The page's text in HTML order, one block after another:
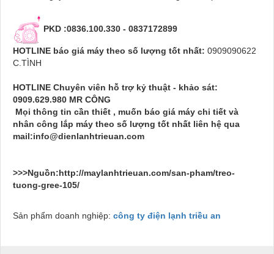
PKD :0836.100.330 - 0837172899
HOTLINE báo giá máy theo số lượng tốt nhất: 0909090622
C.TÌNH
HOTLINE Chuyên viên hỗ trợ kỷ thuật - khảo sát:
0909.629.980 MR CÔNG
Mọi thông tin cần thiết , muốn báo giá máy chi tiết và
nhân công lắp máy theo số lượng tốt nhất liên hệ qua
mail:info@dienlanhtrieuan.com
>>>Nguồn:http://maylanhtrieuan.com/san-pham/treo-
tuong-gree-105/
Sản phẩm doanh nghiệp: công ty điện lạnh triều an